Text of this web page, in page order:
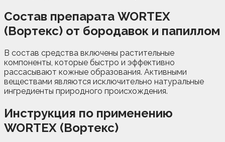
Состав препарата WORTEX
(Вортекс) от бородавок и папиллом
В состав средства включены растительные
компоненты, которые быстро и эффективно
рассасывают кожные образования. Активными
веществами являются исключительно натуральные
ингредиенты природного происхождения.
Инструкция по применению
WORTEX (Вортекс)